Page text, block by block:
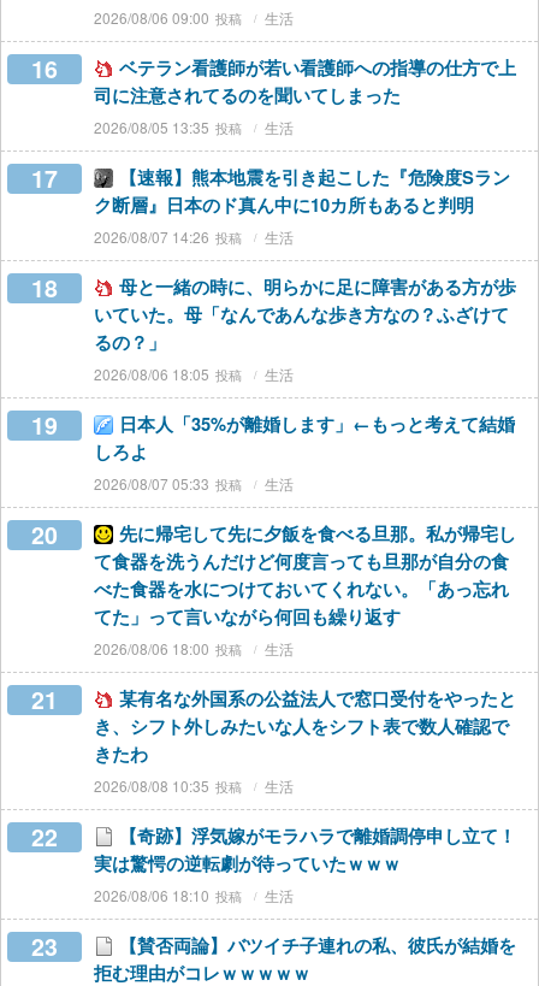
2026/08/06 09:00 生活
16
ベテラン看護師が若い看護師への指導の仕方で上
司に注意されてるのを聞いてしまった
2026/08/05 13:35 生活
17
【速報】熊本地震を引き起こした『危険度Sラン
ク断層』日本のド真ん中に10カ所もあると判明
2026/08/07 14:26 生活
18
母と一緒の時に、明らかに足に障害がある方が歩
いていた。母「なんであんな歩き方なの？ふざけて
るの？」
2026/08/06 18:05 生活
19
日本人「35%が離婚します」←もっと考えて結婚
しろよ
2026/08/07 05:33 生活
20
先に帰宅して先に夕飯を食べる旦那。私が帰宅し
て食器を洗うんだけど何度言っても旦那が自分の食
べた食器を水につけておいてくれない。「あっ忘れ
てた」って言いながら何回も繰り返す
2026/08/06 18:00 生活
21
某有名な外国系の公益法人で窓口受付をやったと
き、シフト外しみたいな人をシフト表で数人確認で
きたわ
2026/08/08 10:35 生活
22
【奇跡】浮気嫁がモラハラで離婚調停申し立て！
実は驚愕の逆転劇が待っていたｗｗｗ
2026/08/06 18:10 生活
23
【賛否両論】バツイチ子連れの私、彼氏が結婚を
拒む理由がコレｗｗｗｗｗ